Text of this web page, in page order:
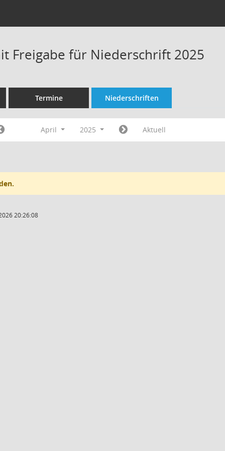
Freigabe für Niederschrift 2025
Termine Niederschriften
April 2025 Aktuell
20:26:08